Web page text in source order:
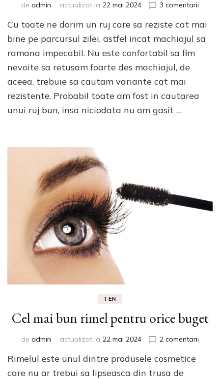
de admin actualizat la 22 mai 2024 3 comentarii
mai
bune
Cu toate ne dorim un ruj care sa reziste cat mai
bine pe parcursul zilei, astfel incat machiajul sa
ramana impecabil. Nu este confortabil sa fim
nevoite sa retusam foarte des machiajul, de
aceea, trebuie sa cautam variante cat mai
rezistente. Probabil toate am fost in cautarea
unui ruj bun, insa niciodata nu am gasit …
TEN
Cel mai bun rimel pentru orice buget
de admin actualizat la 22 mai 2024 2 comentarii
Rimelul este unul dintre produsele cosmetice
care nu ar trebui sa lipseasca din trusa de